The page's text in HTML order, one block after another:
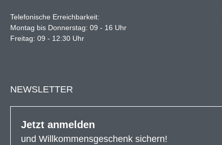
Telefonische Erreichbarkeit:
Montag bis Donnerstag: 09 - 16 Uhr
Freitag: 09 - 12:30 Uhr
NEWSLETTER
Jetzt anmelden
und Willkommensgeschenk sichern!